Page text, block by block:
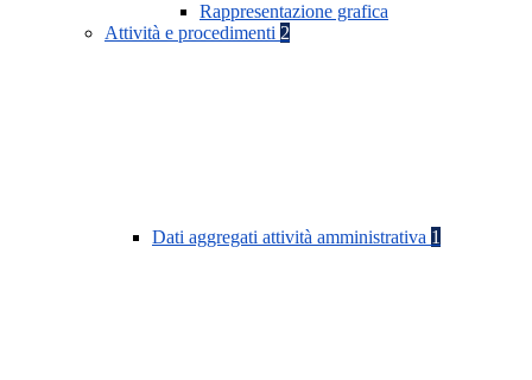
Rappresentazione grafica
Attività e procedimenti 2
Dati aggregati attività amministrativa 1